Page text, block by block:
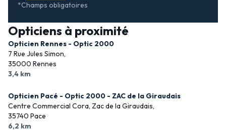
*Champs obligatoires
Opticiens à proximité
Opticien Rennes - Optic 2000
7 Rue Jules Simon,
35000 Rennes
3,4 km
Opticien Pacé - Optic 2000 - ZAC de la Giraudais
Centre Commercial Cora, Zac de la Giraudais,
35740 Pace
6,2 km